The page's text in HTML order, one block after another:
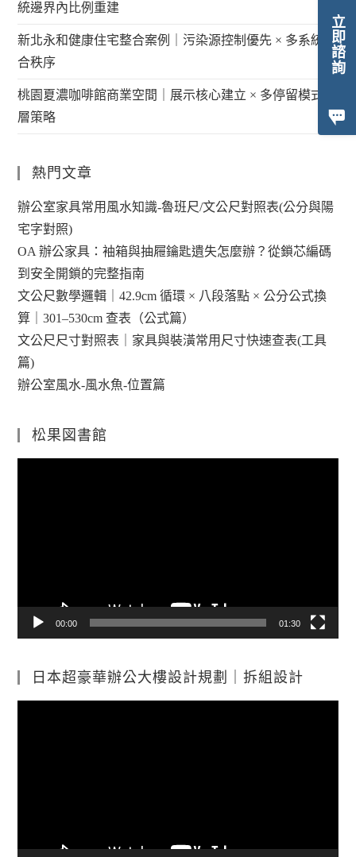
立即諮詢
統邊界內比例重建
新北永和健康住宅整合案例｜污染源控制優先 × 多系統整
合秩序
桃園夏濃咖啡館商業空間｜展示核心建立 × 多停留模式分
層策略
熱門文章
辦公室家具常用風水知識-魯班尺/文公尺對照表(公分與陽
宅字對照)
OA 辦公家具：袖箱與抽屜鑰匙遺失怎麼辦？從鎖芯編碼
到安全開鎖的完整指南
文公尺數學邏輯｜42.9cm 循環 × 八段落點 × 公分公式換
算｜301–530cm 查表（公式篇）
文公尺尺寸對照表｜家具與裝潢常用尺寸快速查表(工具
篇)
辦公室風水-風水魚-位置篇
松果図書館
00:00 01:30
日本超豪華辦公大樓設計規劃｜拆組設計